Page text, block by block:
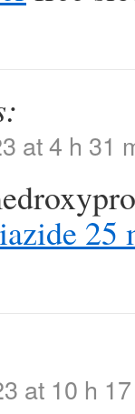
at 4 h 31
25
at 10 h